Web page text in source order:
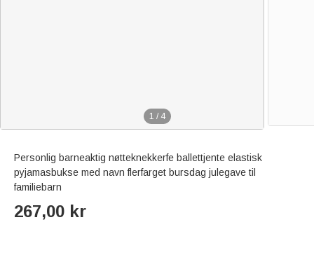
1 / 4
Personlig barneaktig nøtteknekkerfe ballettjente elastisk
pyjamasbukse med navn flerfarget bursdag julegave til
familiebarn
267,00 kr